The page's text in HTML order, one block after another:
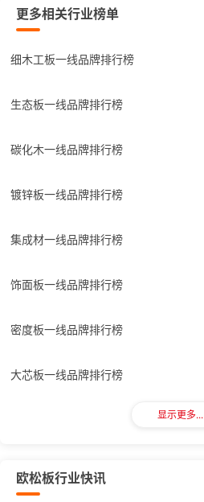
更多相关行业榜单
细木工板一线品牌排行榜
生态板一线品牌排行榜
碳化木一线品牌排行榜
镀锌板一线品牌排行榜
集成材一线品牌排行榜
饰面板一线品牌排行榜
密度板一线品牌排行榜
大芯板一线品牌排行榜
显示更多...
欧松板行业快讯